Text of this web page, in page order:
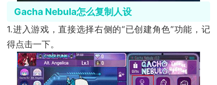
Gacha Nebula怎么复制人设
1.进入游戏，直接选择右侧的“已创建角色”功能，记
得点击一下。